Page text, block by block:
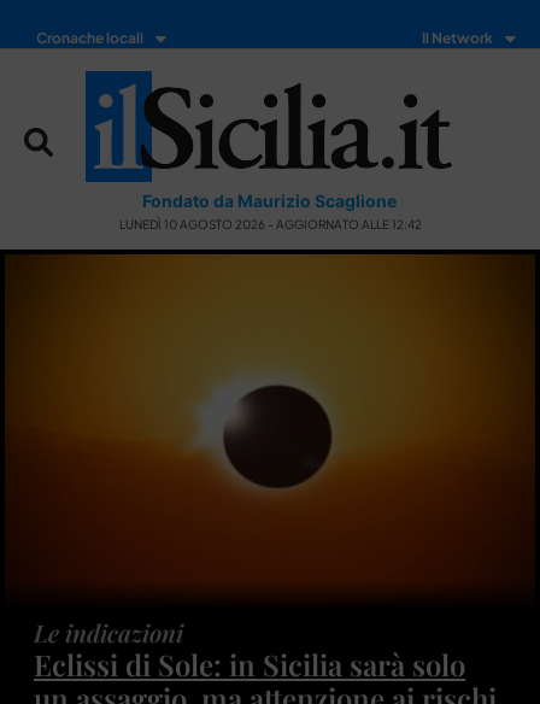
Cronache locali Il Network
Fondato da Maurizio Scaglione
LUNEDÌ 10 AGOSTO 2026 - AGGIORNATO ALLE 12:42
Le indicazioni
Eclissi di Sole: in Sicilia sarà solo